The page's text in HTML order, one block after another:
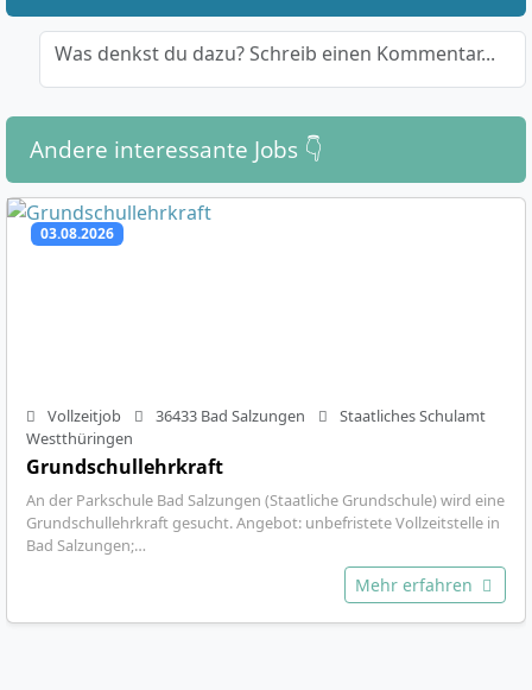
Was denkst du dazu? Schreib einen Kommentar...
Andere interessante Jobs 👇
03.08.2026
Vollzeitjob 36433 Bad Salzungen
Staatliches Schulamt
Westthüringen
Grundschullehrkraft
An der Parkschule Bad Salzungen (Staatliche Grundschule) wird eine
Grundschullehrkraft gesucht. Angebot: unbefristete Vollzeitstelle in
Bad Salzungen;…
Mehr erfahren